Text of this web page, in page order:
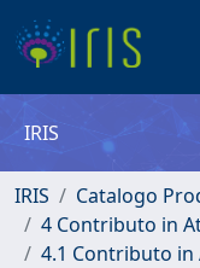
IRIS
IRIS
Catalogo
4 Contributo in
4.1 Contributo